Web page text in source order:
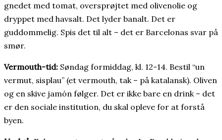
gnedet med tomat, oversprøjtet med olivenolie og
dryppet med havsalt. Det lyder banalt. Det er
guddommelig. Spis det til alt – det er Barcelonas svar på
smør.
Vermouth-tid: Søndag formiddag, kl. 12-14. Bestil “un
vermut, sisplau” (et vermouth, tak – på katalansk). Oliven
og en skive jamón følger. Det er ikke bare en drink – det
er den sociale institution, du skal opleve for at forstå
byen.